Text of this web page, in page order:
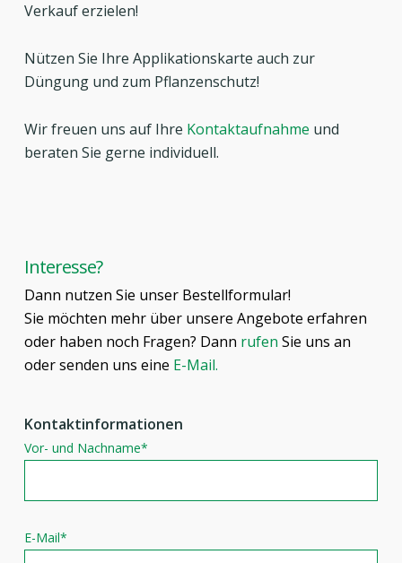
Verkauf erzielen!
Nützen Sie Ihre Applikationskarte auch zur
Düngung und zum Pflanzenschutz!
Wir freuen uns auf Ihre Kontaktaufnahme und
beraten Sie gerne individuell.
Interesse?
Dann nutzen Sie unser Bestellformular!
Sie möchten mehr über unsere Angebote erfahren
oder haben noch Fragen? Dann rufen Sie uns an
oder senden uns eine E-Mail.
Kontaktinformationen
Vor- und Nachname*
E-Mail*